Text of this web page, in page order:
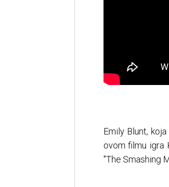
Emily Blunt,
ovom filmu igra
"The Smashing